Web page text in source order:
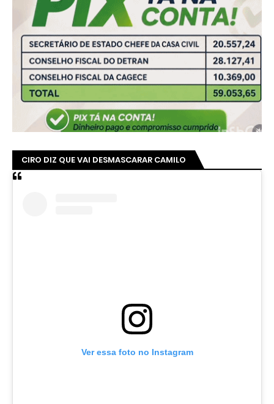
CIRO DIZ QUE VAI DESMASCARAR CAMILO
Ver essa foto no Instagram